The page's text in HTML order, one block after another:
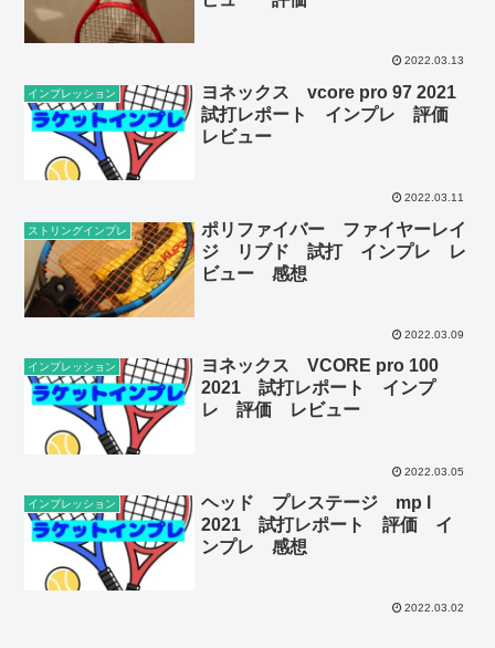
2022.03.13
インプレッション
ヨネックス vcore pro 97 2021
試打レポート インプレ 評価
レビュー
2022.03.11
ストリングインプレ
ポリファイバー ファイヤーレイ
ジ リブド 試打 インプレ レ
ビュー 感想
2022.03.09
インプレッション
ヨネックス VCORE pro 100
2021 試打レポート インプ
レ 評価 レビュー
2022.03.05
インプレッション
ヘッド プレステージ mp l
2021 試打レポート 評価 イ
ンプレ 感想
2022.03.02